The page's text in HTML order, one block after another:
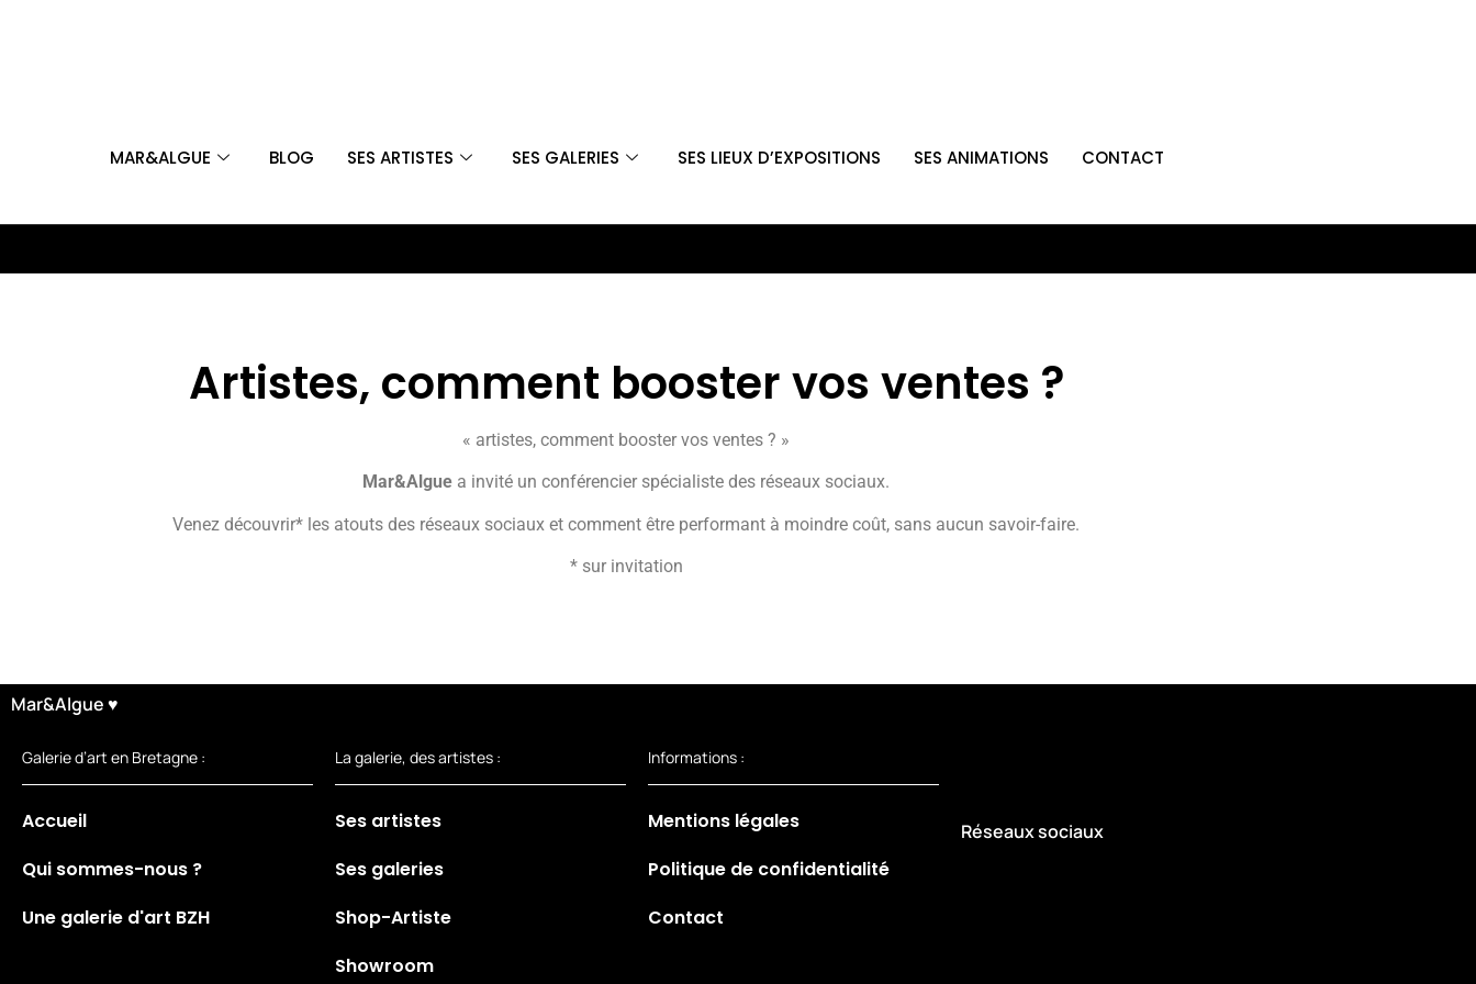
MAR&ALGUE BLOG SES ARTISTES SES GALERIES SES LIEUX D’EXPOSITIONS SES ANIMATIONS CONTACT
Artistes, comment booster vos ventes ?
« artistes, comment booster vos ventes ? »
Mar&Algue a invité un conférencier spécialiste des réseaux sociaux.
Venez découvrir* les atouts des réseaux sociaux et comment être performant à moindre coût, sans aucun savoir-faire.
* sur invitation
Mar&Algue ♥
Galerie d’art en Bretagne :
Accueil
Qui sommes-nous ?
Une galerie d'art BZH
La galerie, des artistes :
Ses artistes
Ses galeries
Shop-Artiste
Showroom
Informations :
Mentions légales
Politique de confidentialité
Contact
Réseaux sociaux